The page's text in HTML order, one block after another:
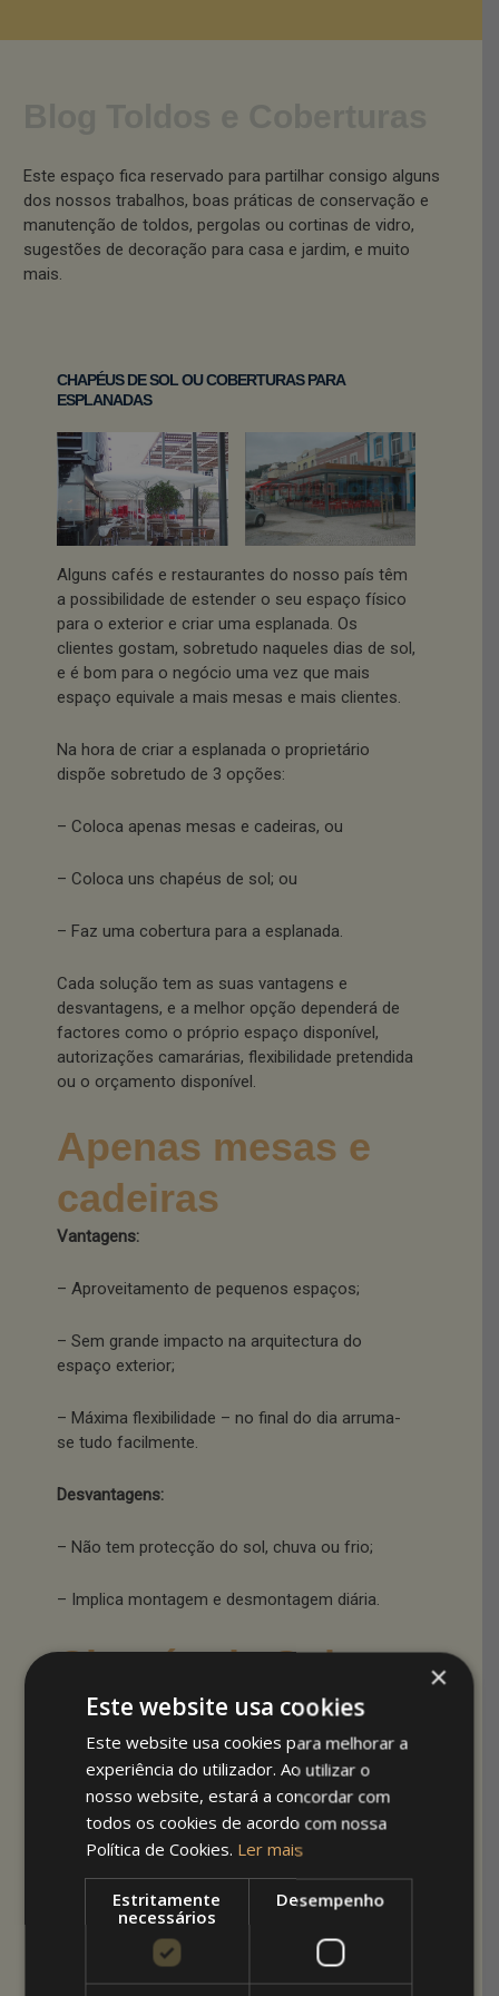
Este espaço fica reservado para partilhar consigo alguns
dos nossos trabalhos, boas práticas de conservação e
manutenção de toldos, pergolas ou cortinas de vidro,
sugestões de decoração para casa e jardim, e muito
mais.
CHAPÉUS DE SOL OU COBERTURAS PARA
ESPLANADAS
Alguns cafés e restaurantes do nosso país têm
a possibilidade de estender o seu espaço físico
para o exterior e criar uma esplanada. Os
clientes gostam, sobretudo naqueles dias de sol,
e é bom para o negócio uma vez que mais
espaço equivale a mais mesas e mais clientes.
Na hora de criar a esplanada o proprietário
dispõe sobretudo de 3 opções:
– Coloca apenas mesas e cadeiras, ou
– Coloca uns chapéus de sol; ou
– Faz uma cobertura para a esplanada.
Cada solução tem as suas vantagens e
desvantagens, e a melhor opção dependerá de
factores como o próprio espaço disponível,
autorizações camarárias, flexibilidade pretendida
ou o orçamento disponível.
Apenas mesas e
cadeiras
Vantagens:
– Aproveitamento de pequenos espaços;
– Sem grande impacto na arquitectura do
espaço exterior;
– Máxima flexibilidade – no final do dia arruma-
se tudo facilmente.
Desvantagens:
– Não tem protecção do sol, chuva ou frio;
– Implica montagem e desmontagem diária.
Chapéu de Sol
Vantagens:
– Protecção do sol para conforto do cliente;
-Maior facilidade de integração com a
arquitectura exterior, facilitando aprovações
camarárias;
– Embelezamento do espaço, tornando-o
apetecível sobretudo nos dias de sol.
Desvantagens:
×
Este website usa cookies
Este website usa cookies para melhorar a
experiência do utilizador. Ao utilizar o
nosso website, estará a concordar com
todos os cookies de acordo com nossa
Política de Cookies. Ler mais
Estritamente
necessários
Desempenho